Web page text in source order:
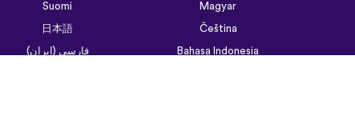
Suomi
Magyar
日本語
Čeština
فارسی (ایران)
Bahasa Indonesia